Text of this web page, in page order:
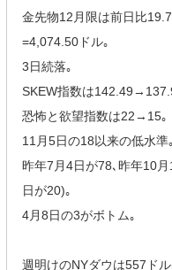
金先物12月限は前日比
=4,074.50ドル｡
3日続落｡
SKEW指数は
恐怖と欲望指数は22→15｡
11月5日の18以来の低水準｡
昨年7月4日が78､昨年10
日が20)｡
4月8日の3がボトム｡
週明けのNYダウは557ド